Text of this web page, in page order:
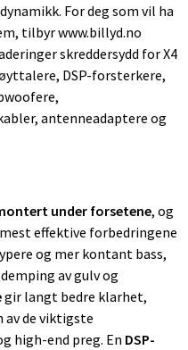
For deg som vil ha
tilbyr www.billyd.no
skreddersydd for X4
DSP-forsterkere,
antenneadaptere og
under forsetene, og
effektive forbedringene
og mer kontant bass,
av gulv og
gir langt bedre klarhet,
av de viktigste
high-end preg. En DSP-